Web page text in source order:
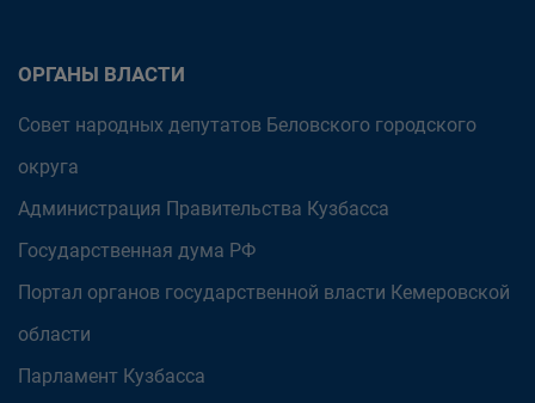
ОРГАНЫ ВЛАСТИ
Совет народных депутатов Беловского городского
округа
Администрация Правительства Кузбасса
Государственная дума РФ
Портал органов государственной власти Кемеровской
области
Парламент Кузбасса